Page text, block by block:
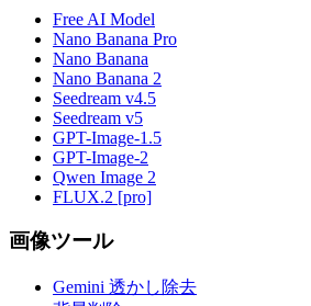
Free AI Model
Nano Banana Pro
Nano Banana
Nano Banana 2
Seedream v4.5
Seedream v5
GPT-Image-1.5
GPT-Image-2
Qwen Image 2
FLUX.2 [pro]
画像ツール
Gemini 透かし除去